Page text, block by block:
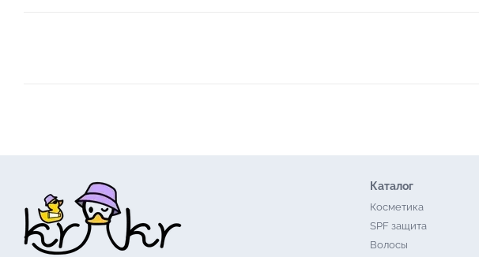
Каталог
Косметика
SPF защита
Волосы